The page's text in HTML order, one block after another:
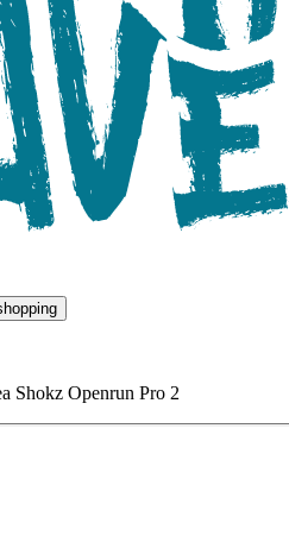
Shokz Openrun Pro 2